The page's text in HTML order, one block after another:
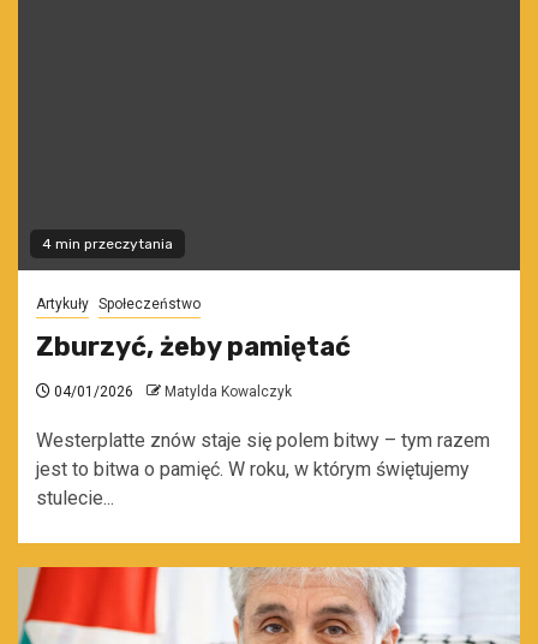
4 min przeczytania
Artykuły Społeczeństwo
Zburzyć, żeby pamiętać
04/01/2026 Matylda Kowalczyk
Westerplatte znów staje się polem bitwy – tym razem
jest to bitwa o pamięć. W roku, w którym świętujemy
stulecie...